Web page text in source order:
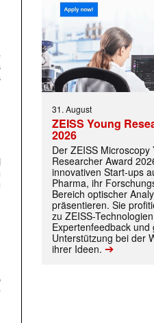
Woche aktuell
31. August
ZEISS Young
2026
Der ZEISS Microscopy
Researcher Award
innovativen Start-ups
Pharma, ihr
Bereich optischer
präsentieren. Sie
zu ZEISS-
Expertenfeedback und
Unterstützung bei der
ihrer Ideen. ➔